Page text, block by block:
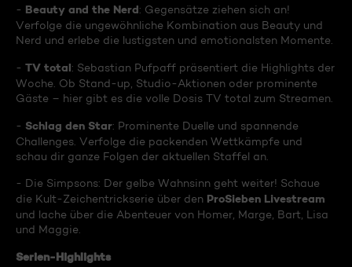
- Beauty and the Nerd: Gegensätze ziehen sich an!
Verfolge die ungewöhnliche Kombination aus Beauty und
Nerd und erlebe die lustigsten und emotionalsten Momente.
- TV total: Sebastian Pufpaff präsentiert die Highlights der
Woche. Ob Stand-up, Studio-Aktionen oder prominente
Gäste – hier gibt es die volle Dosis TV total zum Streamen.
- Schlag den Star: Prominente Duelle und spannende
Challenges. Verfolge die packenden Wettkämpfe und
schau dir ganze Folgen der aktuellen Staffel an.
- Die Simpsons: Der gelbe Wahnsinn geht weiter! Schaue
die Kult-Zeichentrickserie über den ProSieben Livestream
und lache über die Abenteuer von Homer, Marge, Bart, Lisa
und Maggie.
Serien-Highlights